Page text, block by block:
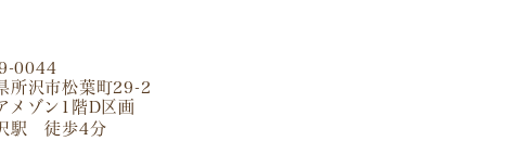
0044
所沢市松葉町29-2
メゾン1階D区画
駅 徒歩4分